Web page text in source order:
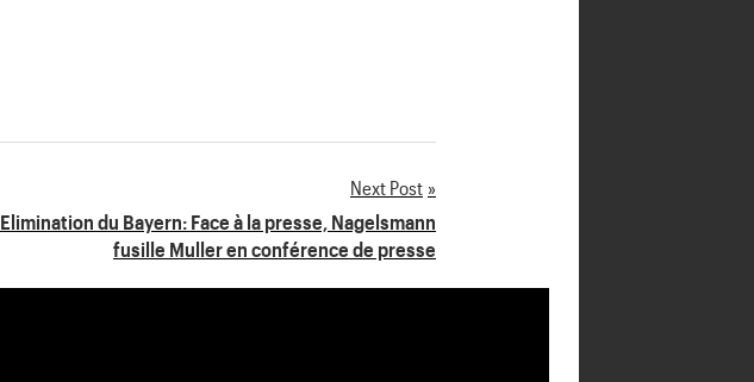
Next Post
Elimination du Bayern: Face à la presse, Nagelsmann
fusille Muller en conférence de presse